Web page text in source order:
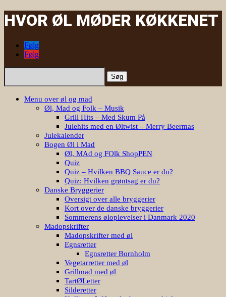
HVOR ØL MØDER KØKKENET
Følg
Følg
Søg
Menu over øl og mad
Øl, Mad og Folk – Musik
Grill Hits – Med Skum På
Julehits med en Øltwist – Merry Beermas
Julekalender
Bogen Øl i Mad
Øl, MAd og FOlk ShopPEN
Quiz
Quiz – Hvilken BBQ Sauce er du?
Quiz: Hvilken grøntsag er du?
Danske Bryggerier
Oversigt over alle bryggerier
Kort over de danske bryggerier
Sommerens øloplevelser i Danmark 2020
Madopskrifter
Madopskrifter med øl
Egnsretter
Egnsretter Bornholm
Vegetarretter med øl
Grillmad med øl
TartØLetter
Silderetter